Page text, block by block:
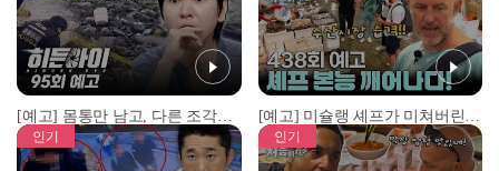
[예고] 몸통만 남고, 다른 조각은 어디에..? 시화호에서 드러난 충격적인 토막 살인사건! [예고] 미슐랭 셰프가 미쳐버린 이유! 본능이 깨어난 사건은?
인기 인기